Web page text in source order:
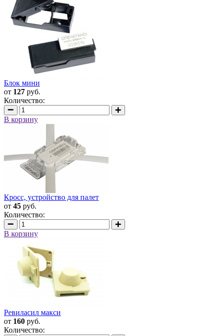
Блок мини
от 127 руб.
Количество:
В корзину
Кросс, устройство для палет
от 45 руб.
Количество:
В корзину
Ревиласил макси
от 160 руб.
Количество: